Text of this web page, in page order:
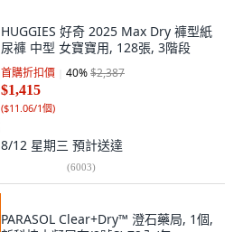
HUGGIES 好奇 2025 Max Dry 褲型紙
尿褲 中型 女寶寶用, 128張, 3階段
首購折扣價 40%$2,387
$1,415
($11.06/1個)
8/12 星期三 預計送達
(6003)
PARASOL Clear+Dry™ 澄石藥局, 1個,